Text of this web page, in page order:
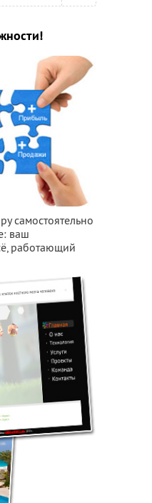
самостоятельно
ваш
работающий